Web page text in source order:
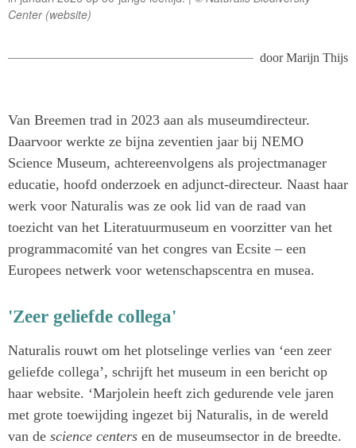
Center (website)
doorMarijn Thijs
Van Breemen trad in 2023 aan als museumdirecteur.
Daarvoor werkte ze bijna zeventien jaar bij NEMO
Science Museum, achtereenvolgens als projectmanager
educatie, hoofd onderzoek en adjunct-directeur. Naast haar
werk voor Naturalis was ze ook lid van de raad van
toezicht van het Literatuurmuseum en voorzitter van het
programmacomité van het congres van Ecsite – een
Europees netwerk voor wetenschapscentra en musea.
'Zeer geliefde collega'
Naturalis rouwt om het plotselinge verlies van ‘een zeer
geliefde collega’, schrijft het museum in een bericht op
haar website. ‘Marjolein heeft zich gedurende vele jaren
met grote toewijding ingezet bij Naturalis, in de wereld
van de science centers en de museumsector in de breedte.